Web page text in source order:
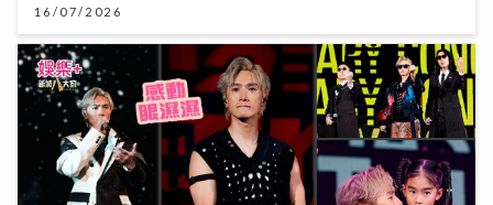
16/07/2026